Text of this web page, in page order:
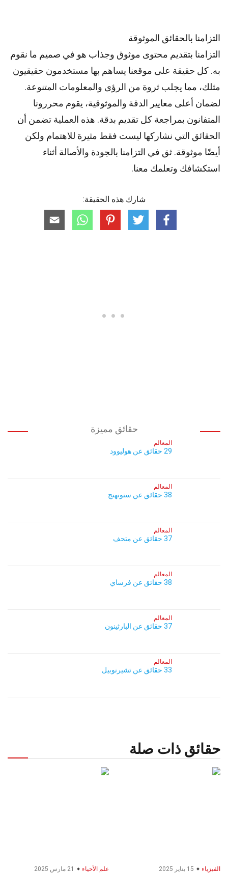
التزامنا بالحقائق الموثوقة
التزامنا بتقديم محتوى موثوق وجذاب هو في صميم ما نقوم
به. كل حقيقة على موقعنا يساهم بها مستخدمون حقيقيون
مثلك، مما يجلب ثروة من الرؤى والمعلومات المتنوعة.
لضمان أعلى معايير الدقة والموثوقية، يقوم محررونا
المتفانون بمراجعة كل تقديم بدقة. هذه العملية تضمن أن
الحقائق التي نشاركها ليست فقط مثيرة للاهتمام ولكن
أيضًا موثوقة. ثق في التزامنا بالجودة والأصالة أثناء
استكشافك وتعلمك معنا.
شارك هذه الحقيقة:
حقائق مميزة
المعالم
29 حقائق عن هوليوود
المعالم
38 حقائق عن ستونهنج
المعالم
37 حقائق عن متحف
المعالم
38 حقائق عن فرساي
المعالم
37 حقائق عن البارثينون
المعالم
33 حقائق عن تشيرنوبيل
حقائق ذات صلة
الفيزياء علم الأحياء